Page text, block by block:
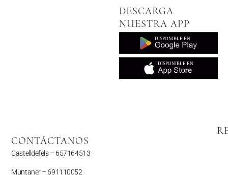
DESCARGA
NUESTRA APP
CONTÁCTANOS
Castelldefels –657164513
Muntaner –691110052